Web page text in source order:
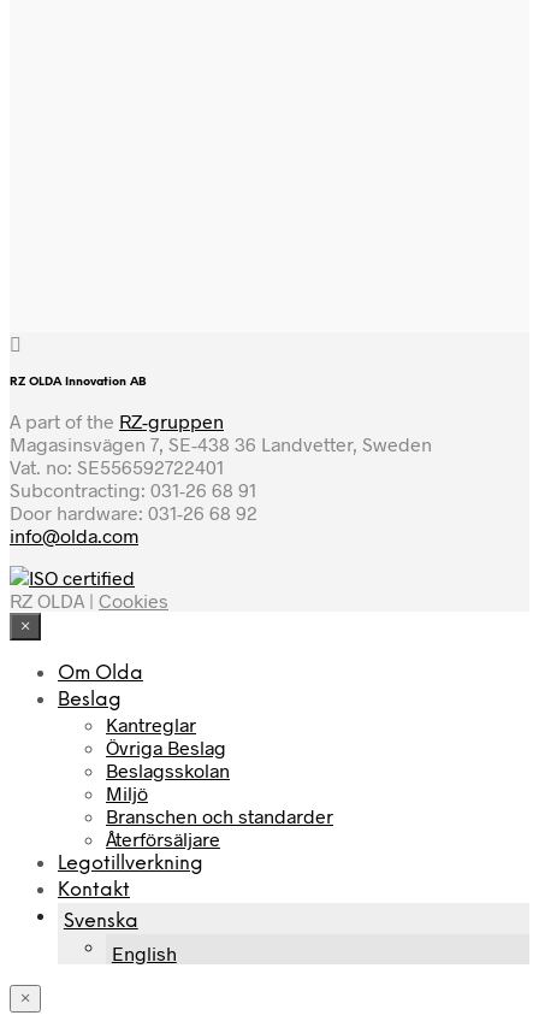
RZ OLDA Innovation AB
A part of the RZ-gruppen
Magasinsvägen 7, SE-438 36 Landvetter, Sweden
Vat. no: SE556592722401
Subcontracting: 031-26 68 91
Door hardware: 031-26 68 92
info@olda.com
RZ OLDA | Cookies
×
Om Olda
Beslag
Kantreglar
Övriga Beslag
Beslagsskolan
Miljö
Branschen och standarder
Återförsäljare
Legotillverkning
Kontakt
Svenska
English
×